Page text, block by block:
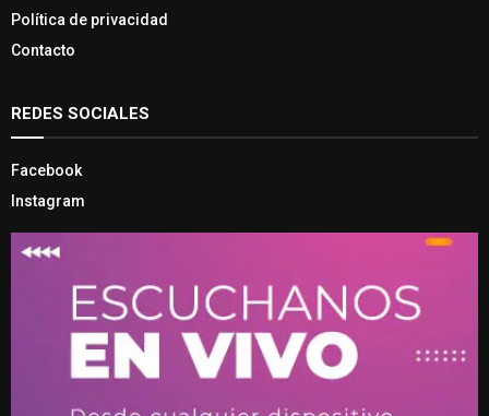
Política de privacidad
Contacto
REDES SOCIALES
Facebook
Instagram